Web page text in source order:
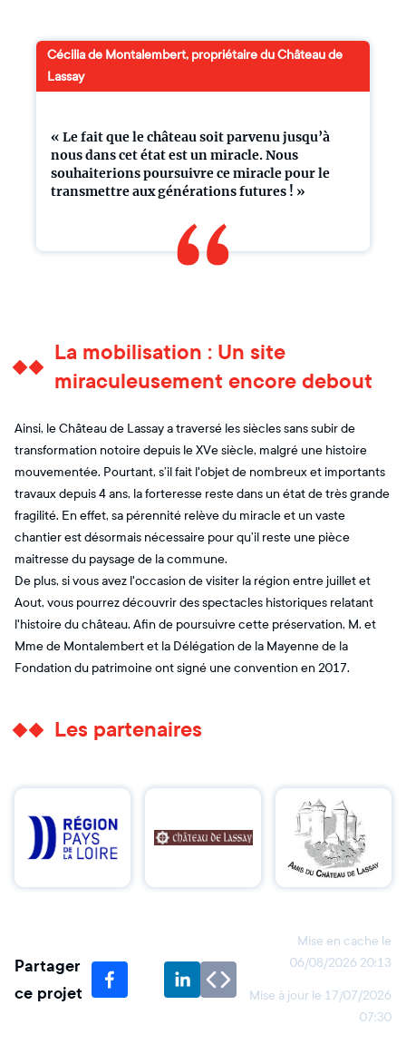
« Le fait que le château soit parvenu jusqu’à
nous dans cet état est un miracle. Nous
souhaiterions poursuivre ce miracle pour le
transmettre aux générations futures ! »
Cécilia de Montalembert, propriétaire du Château de
Lassay
La mobilisation : Un site
miraculeusement encore debout
Ainsi, le Château de Lassay a traversé les siècles sans subir de
transformation notoire depuis le XVe siècle, malgré une histoire
mouvementée. Pourtant, s’il fait l'objet de nombreux et importants
travaux depuis 4 ans, la forteresse reste dans un état de très grande
fragilité. En effet, sa pérennité relève du miracle et un vaste
chantier est désormais nécessaire pour qu’il reste une pièce
maitresse du paysage de la commune.
De plus, si vous avez l'occasion de visiter la région entre juillet et
Aout, vous pourrez découvrir des spectacles historiques relatant
l'histoire du château. Afin de poursuivre cette préservation, M. et
Mme de Montalembert et la Délégation de la Mayenne de la
Fondation du patrimoine ont signé une convention en 2017.
Les partenaires
Partager
ce projet
Mise en cache le
06/08/2026 20:13
Mise à jour le 17/07/2026
07:30